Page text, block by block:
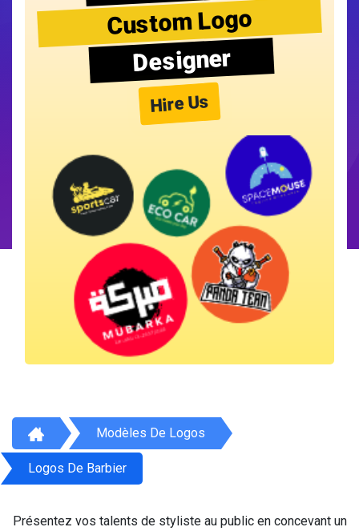
Custom Logo
Designer
Hire Us
Modèles De Logos
Logos De Barbier
Présentez vos talents de styliste au public en concevant un